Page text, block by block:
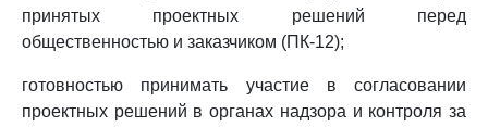
принятых проектных решений перед
общественностью и заказчиком (ПК-12);
готовностью принимать участие в согласовании
проектных решений в органах надзора и контроля за